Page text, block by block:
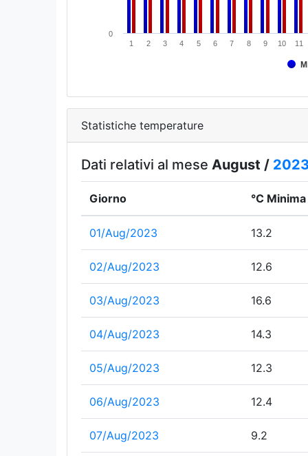
1 2 3 4 5 6 7 8 9 10 11
0
Statistiche temperature
Dati relativi al mese August /
Giorno °C Minima
01/Aug/2023 13.2
02/Aug/2023 12.6
03/Aug/2023 16.6
04/Aug/2023 14.3
05/Aug/2023 12.3
06/Aug/2023 12.4
07/Aug/2023 9.2